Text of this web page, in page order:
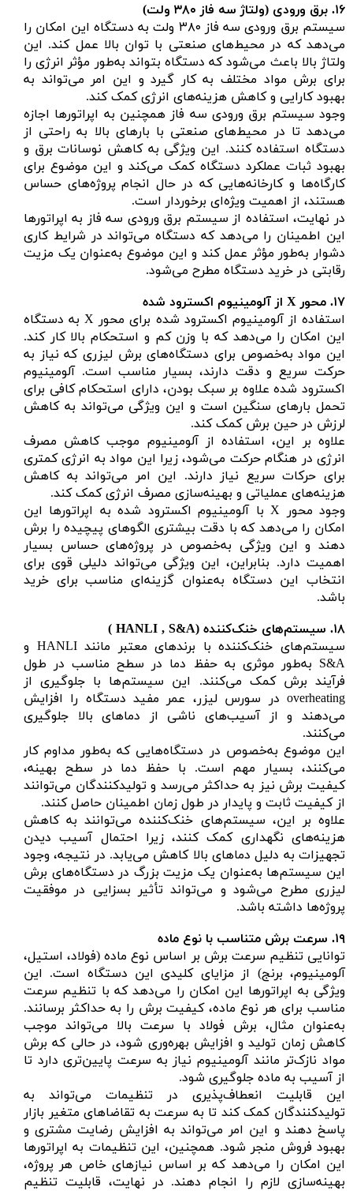
۱۶. برق ورودی (ولتاژ سه فاز ۳۸۰ ولت)
سیستم برق ورودی سه فاز ۳۸۰ ولت به دستگاه این امکان را
می‌دهد که در محیط‌های صنعتی با توان بالا عمل کند. این
ولتاژ بالا باعث می‌شود که دستگاه بتواند به‌طور مؤثر انرژی را
برای برش مواد مختلف به کار گیرد و این امر می‌تواند به
بهبود کارایی و کاهش هزینه‌های انرژی کمک کند.
وجود سیستم برق ورودی سه فاز همچنین به اپراتورها اجازه
می‌دهد تا در محیط‌های صنعتی با بارهای بالا به راحتی از
دستگاه استفاده کنند. این ویژگی به کاهش نوسانات برق و
بهبود ثبات عملکرد دستگاه کمک می‌کند و این موضوع برای
کارگاه‌ها و کارخانه‌هایی که در حال انجام پروژه‌های حساس
هستند، از اهمیت ویژه‌ای برخوردار است.
در نهایت، استفاده از سیستم برق ورودی سه فاز به اپراتورها
این اطمینان را می‌دهد که دستگاه می‌تواند در شرایط کاری
دشوار به‌طور مؤثر عمل کند و این موضوع به‌عنوان یک مزیت
رقابتی در خرید دستگاه مطرح می‌شود.
۱۷. محور
استفاده از آلومینیوم اکسترود شده برای محور X به دستگاه
این امکان را می‌دهد که با وزن کم و استحکام بالا کار کند.
این مواد به‌خصوص برای دستگاه‌های برش لیزری که نیاز به
حرکت سریع و دقت دارند، بسیار مناسب است. آلومینیوم
اکسترود شده علاوه بر سبک بودن، دارای استحکام کافی برای
تحمل بارهای سنگین است و این ویژگی می‌تواند به کاهش
لرزش در حین برش کمک کند.
علاوه بر این، استفاده از آلومینیوم موجب کاهش مصرف
انرژی در هنگام حرکت می‌شود، زیرا این مواد به انرژی کمتری
برای حرکات سریع نیاز دارند. این امر می‌تواند به کاهش
هزینه‌های عملیاتی و بهینه‌سازی مصرف انرژی کمک کند.
وجود محور X با آلومینیوم اکسترود شده به اپراتورها این
امکان را می‌دهد که با دقت بیشتری الگوهای پیچیده را برش
دهند و این ویژگی به‌خصوص در پروژه‌های حساس بسیار
اهمیت دارد. بنابراین، این ویژگی می‌تواند دلیلی قوی برای
انتخاب این دستگاه به‌عنوان گزینه‌ای مناسب برای خرید
باشد.
۱۸. سیستم‌های خنک‌کننده (HANLI , S&A )
سیستم‌های خنک‌کننده با برندهای معتبر مانند HANLI و
S&A به‌طور موثری به حفظ دما در سطح مناسب در طول
فرآیند برش کمک می‌کنند. این سیستم‌ها با جلوگیری از
overheating در سورس لیزر، عمر مفید دستگاه را افزایش
می‌دهند و از آسیب‌های ناشی از دماهای بالا جلوگیری
می‌کنند.
این موضوع به‌خصوص در دستگاه‌هایی که به‌طور مداوم کار
می‌کنند، بسیار مهم است. با حفظ دما در سطح بهینه،
کیفیت برش نیز به حداکثر می‌رسد و تولیدکنندگان می‌توانند
از کیفیت ثابت و پایدار در طول زمان اطمینان حاصل کنند.
علاوه بر این، سیستم‌های خنک‌کننده می‌توانند به کاهش
هزینه‌های نگهداری کمک کنند، زیرا احتمال آسیب دیدن
تجهیزات به دلیل دماهای بالا کاهش می‌یابد. در نتیجه، وجود
این سیستم‌ها به‌عنوان یک مزیت بزرگ در دستگاه‌های برش
لیزری مطرح می‌شود و می‌تواند تأثیر بسزایی در موفقیت
پروژه‌ها داشته باشد.
۱۹. سرعت برش متناسب با نوع ماده
توانایی تنظیم سرعت برش بر اساس نوع ماده (فولاد، استیل،
آلومینیوم، برنج) از مزایای کلیدی این دستگاه است. این
ویژگی به اپراتورها این امکان را می‌دهد که با تنظیم سرعت
مناسب برای هر نوع ماده، کیفیت برش را به حداکثر برسانند.
به‌عنوان مثال، برش فولاد با سرعت بالا می‌تواند موجب
کاهش زمان تولید و افزایش بهره‌وری شود، در حالی که برش
مواد نازک‌تر مانند آلومینیوم نیاز به سرعت پایین‌تری دارد تا
از آسیب به ماده جلوگیری شود.
این قابلیت انعطاف‌پذیری در تنظیمات می‌تواند به
تولیدکنندگان کمک کند تا به سرعت به تقاضاهای متغیر بازار
پاسخ دهند و این امر می‌تواند به افزایش رضایت مشتری و
بهبود فروش منجر شود. همچنین، این تنظیمات به اپراتورها
این امکان را می‌دهد که بر اساس نیازهای خاص هر پروژه،
بهینه‌سازی لازم را انجام دهند. در نهایت، قابلیت تنظیم